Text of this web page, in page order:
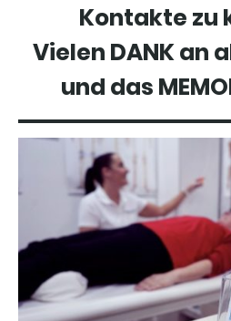
Kontakte zu
Vielen DANK an
und das